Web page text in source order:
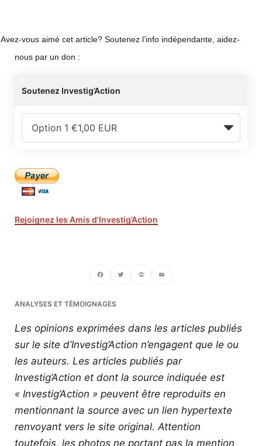
Avez-vous aimé cet article? Soutenez l’info indépendante, aidez-
nous par un don :
Soutenez Investig’Action
Rejoignez les Amis d’Investig’Action
ANALYSES ET TÉMOIGNAGES
Les opinions exprimées dans les articles publiés
sur le site d’Investig’Action n’engagent que le ou
les auteurs. Les articles publiés par
Investig’Action et dont la source indiquée est
« Investig’Action » peuvent être reproduits en
mentionnant la source avec un lien hypertexte
renvoyant vers le site original. Attention
toutefois, les photos ne portant pas la mention